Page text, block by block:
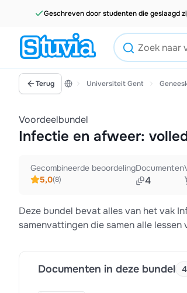
Geschreven door studenten die geslaagd
Terug Universiteit Gent
Voordeelbundel
Infectie en afweer:
Gecombineerde beoordeling
5,0(8)
Documenten
4
Deze bundel bevat alles van het vak
samenvattingen die samen alle
Documenten in deze bundel 4